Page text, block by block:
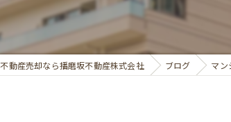
アパ
動産売却なら播磨坂不動産株式会社 ブログ マン